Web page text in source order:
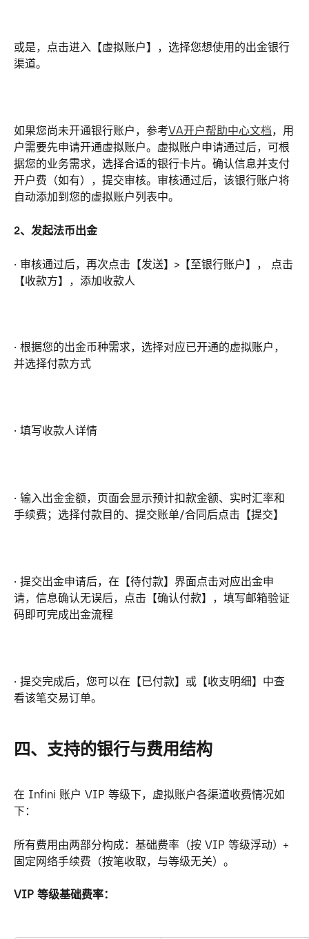
或是，点击进入【虚拟账户】，选择您想使用的出金银行
渠道。
如果您尚未开通银行账户，参考VA开户帮助中心文档，用
户需要先申请开通虚拟账户。虚拟账户申请通过后，可根
据您的业务需求，选择合适的银行卡片。确认信息并支付
开户费（如有），提交审核。审核通过后，该银行账户将
自动添加到您的虚拟账户列表中。
2、发起法币出金
· 审核通过后，再次点击【发送】>【至银行账户】， 点击
【收款方】，添加收款人
· 根据您的出金币种需求，选择对应已开通的虚拟账户，
并选择付款方式
· 填写收款人详情
· 输入出金金额，页面会显示预计扣款金额、实时汇率和
手续费；选择付款目的、提交账单/合同后点击【提交】
· 提交出金申请后，在【待付款】界面点击对应出金申
请，信息确认无误后，点击【确认付款】，填写邮箱验证
码即可完成出金流程
· 提交完成后，您可以在【已付款】或【收支明细】中查
看该笔交易订单。
四、支持的银行与费用结构
在 Infini 账户 VIP 等级下，虚拟账户各渠道收费情况如
下：
所有费用由两部分构成：基础费率（按 VIP 等级浮动）+
固定网络手续费（按笔收取，与等级无关）。
VIP 等级基础费率：